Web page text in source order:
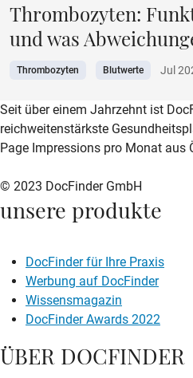
Thrombozyten:
und was
Thrombozyten Blutwerte Jul
zur DocFinder-Startseite
logo icon
Seit über einem Jahrzehnt ist
reichweitenstärkste
Page Impressions pro Monat aus
© 2023 DocFinder GmbH
unsere produkte
DocFinder für Ihre Praxis
Werbung auf DocFinder
Wissensmagazin
DocFinder Awards 2022
ÜBER DOCFINDER